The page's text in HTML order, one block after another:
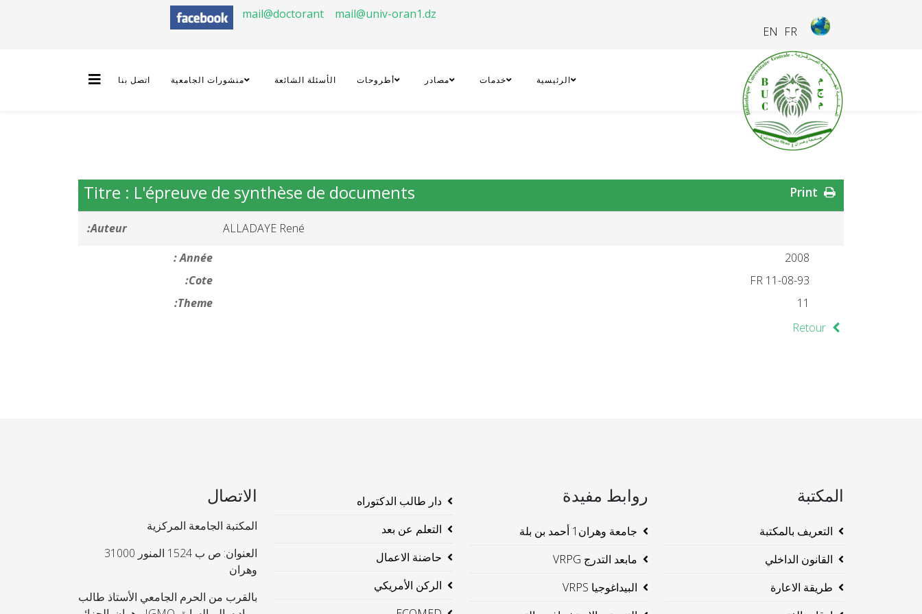
FR
EN
mail@doctorant mail@univ-oran1.dz
الرئيسية خدمات مصادر أطروحات الأسئلة الشائعة منشورات الجامعية اتصل بنا
Titre : L'épreuve de synthèse de documents
Auteur:
ALLADAYE René
Année :
2008
Cote:
FR 11-08-93
Theme:
11
Retour
المكتبة
التعريف بالمكتبة
القانون الداخلي
طريقة الاعارة
روابط مفيدة
جامعة وهران1 أحمد بن بلة
مابعد التدرج VRPG
البيداغوجيا VRPS
دار طالب الدكتوراه
التعلم عن بعد
حاضنة الاعمال
الركن الأمريكي
الاتصال
المكتبة الجامعة المركزية
العنوان: ص ب 1524 المنور 31000
وهران
بالقرب من الحرم الجامعي الأستاذ طالب